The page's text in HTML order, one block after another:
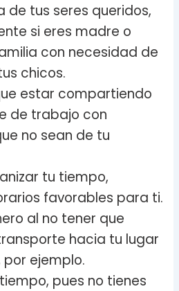
de tus seres queridos,
si eres madre o
con necesidad de
chicos.
estar compartiendo
de trabajo con
no sean de tu
tu tiempo,
favorables para ti.
al no tener que
hacia tu lugar
ejemplo.
pues no tienes